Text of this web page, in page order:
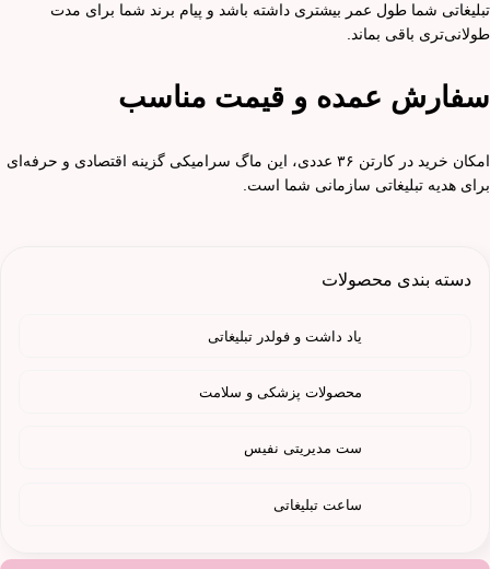
تبلیغاتی شما طول عمر بیشتری داشته باشد و پیام برند شما برای مدت
طولانی‌تری باقی بماند.
سفارش عمده و قیمت مناسب
امکان خرید در کارتن ۳۶ عددی، این ماگ سرامیکی گزینه اقتصادی و حرفه‌ای
برای هدیه تبلیغاتی سازمانی شما است.
دسته بندی محصولات
یاد داشت و فولدر تبلیغاتی
محصولات پزشکی و سلامت
ست مدیریتی نفیس
ساعت تبلیغاتی